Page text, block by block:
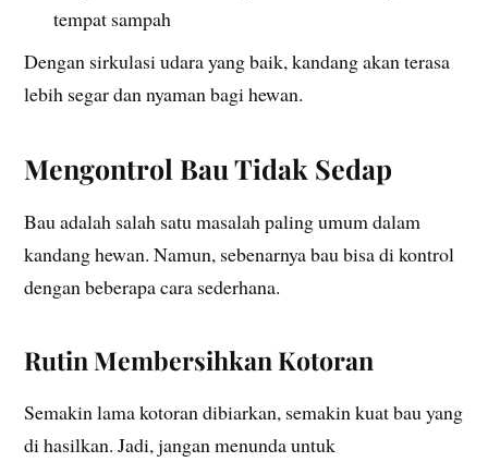
tempat sampah
Dengan sirkulasi udara yang baik, kandang akan terasa
lebih segar dan nyaman bagi hewan.
Mengontrol Bau Tidak Sedap
Bau adalah salah satu masalah paling umum dalam
kandang hewan. Namun, sebenarnya bau bisa di kontrol
dengan beberapa cara sederhana.
Rutin Membersihkan Kotoran
Semakin lama kotoran dibiarkan, semakin kuat bau yang
di hasilkan. Jadi, jangan menunda untuk